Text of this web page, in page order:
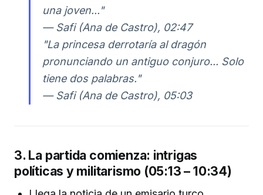
una joven..."
— Safi (Ana de Castro), 02:47
"La princesa derrotaría al dragón
pronunciando un antiguo conjuro... Solo
tiene dos palabras."
— Safi (Ana de Castro), 05:03
3. La partida comienza: intrigas
políticas y militarismo (05:13 – 10:34)